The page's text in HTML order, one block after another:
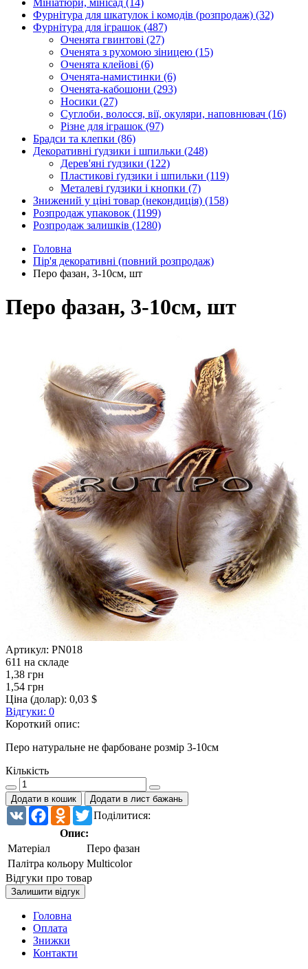
Мініатюри, мінісад (14)
Фурнітура для шкатулок і комодів (розпродаж) (32)
Фурнітура для іграшок (487)
Оченята гвинтові (27)
Оченята з рухомою зіницею (15)
Оченята клейові (6)
Оченята-намистинки (6)
Оченята-кабошони (293)
Носики (27)
Суглоби, волосся, вії, окуляри, наповнювач (16)
Різне для іграшок (97)
Брадси та клепки (86)
Декоративні ґудзики і шпильки (248)
Дерев'яні ґудзики (122)
Пластикові ґудзики і шпильки (119)
Металеві ґудзики і кнопки (7)
Знижений у ціні товар (некондиція) (158)
Розпродаж упаковок (1199)
Розпродаж залишків (1280)
Головна
Пір'я декоративні (повний розпродаж)
Перо фазан, 3-10см, шт
Перо фазан, 3-10см, шт
Артикул: PN018
611 на складе
1,38 грн
1,54 грн
Ціна (долар): 0,03 $
Відгуки: 0
Короткий опис:
Перо натуральне не фарбоване розмір 3-10см
Кількість
Додати в кошик Додати в лист бажань
Поділитися:
VK FacebookOdnoklassniki
Twitter
Опис:
Матеріал
Перо фазан
Палітра кольору Multicolor
Відгуки про товар
Залишити відгук
Головна
Оплата
Знижки
Контакти